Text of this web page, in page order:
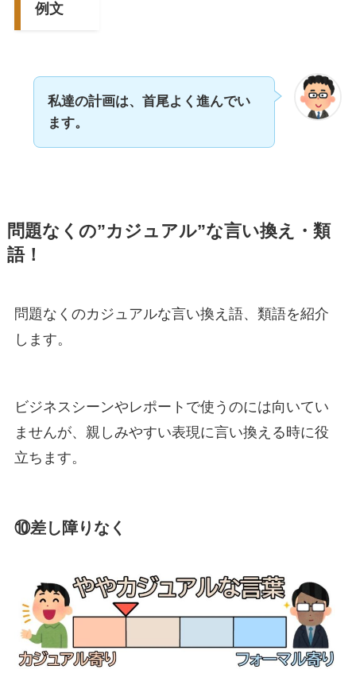
例文
私達の計画は、首尾よく進んでい
ます。
問題なくの”カジュアル”な言い換え・類
語！
問題なくのカジュアルな言い換え語、類語を紹介
します。
ビジネスシーンやレポートで使うのには向いてい
ませんが、親しみやすい表現に言い換える時に役
立ちます。
⑩差し障りなく